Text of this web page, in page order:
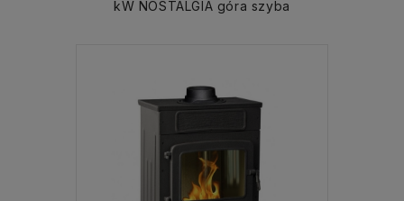
kW NOSTALGIA góra szyba